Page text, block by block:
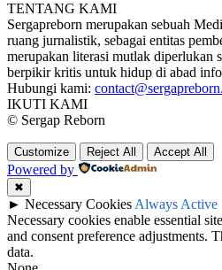
TENTANG KAMI
Sergapreborn merupakan sebuah
ruang jurnalistik, sebagai entitas
merupakan literasi mutlak diperlukan
berpikir kritis untuk hidup di abad
Hubungi kami:
IKUTI KAMI
© Sergap Reborn
Customize Reject All Accept All
Powered by
✖
► Necessary Cookies Always Active
Necessary cookies enable essential
and consent preference adjustments.
data.